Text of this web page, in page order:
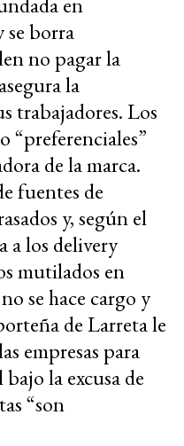
borra
no pagar la
la
trabajadores. Los
“preferenciales”
de la marca.
fuentes de
y, según el
a los delivery
mutilados en
se hace cargo y
de Larreta le
empresas para
la excusa de
“son